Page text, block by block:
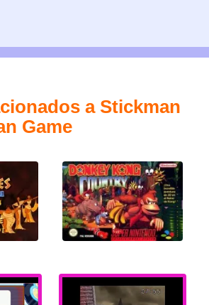
a Stickman
Game